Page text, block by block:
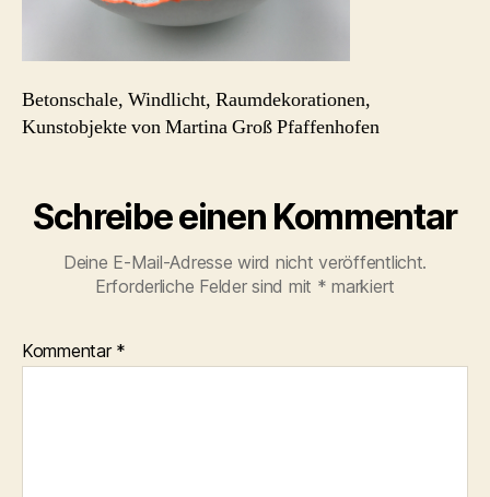
Betonschale, Windlicht, Raumdekorationen,
Kunstobjekte von Martina Groß Pfaffenhofen
Schreibe einen Kommentar
Deine E-Mail-Adresse wird nicht veröffentlicht.
Erforderliche Felder sind mit * markiert
Kommentar *